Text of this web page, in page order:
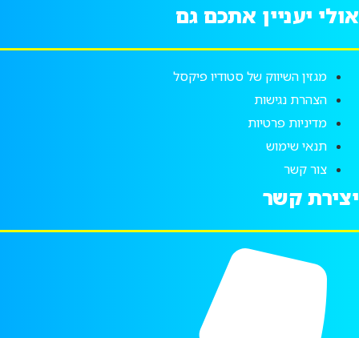
אולי יעניין אתכם גם
מגזין השיווק של סטודיו פיקסל
הצהרת נגישות
מדיניות פרטיות
תנאי שימוש
צור קשר
יצירת קשר